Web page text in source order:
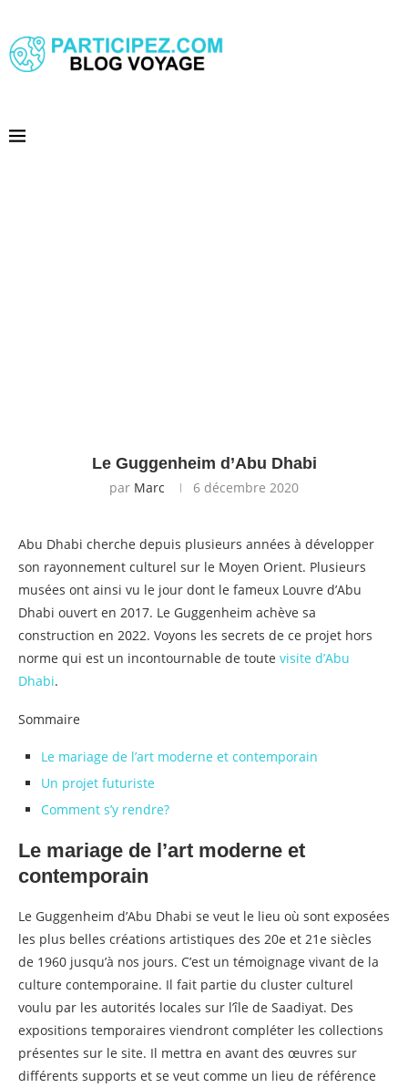
Le Guggenheim d’Abu Dhabi
par Marc 6 décembre 2020
Abu Dhabi cherche depuis plusieurs années à développer
son rayonnement culturel sur le Moyen Orient. Plusieurs
musées ont ainsi vu le jour dont le fameux Louvre d’Abu
Dhabi ouvert en 2017. Le Guggenheim achève sa
construction en 2022. Voyons les secrets de ce projet hors
norme qui est un incontournable de toute visite d’Abu
Dhabi.
Sommaire
Le mariage de l’art moderne et contemporain
Un projet futuriste
Comment s’y rendre?
Le mariage de l’art moderne et
contemporain
Le Guggenheim d’Abu Dhabi se veut le lieu où sont exposées
les plus belles créations artistiques des 20e et 21e siècles
de 1960 jusqu’à nos jours. C’est un témoignage vivant de la
culture contemporaine. Il fait partie du cluster culturel
voulu par les autorités locales sur l’île de Saadiyat. Des
expositions temporaires viendront compléter les collections
présentes sur le site. Il mettra en avant des œuvres sur
différents supports et se veut comme un lieu de référence